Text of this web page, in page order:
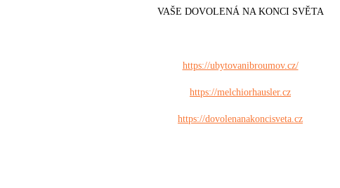
VAŠE DOVOLENÁ NA KONCI SVĚTA
https://ubytovanibroumov.cz/
https://melchiorhausler.cz
https://dovolenanakoncisveta.cz